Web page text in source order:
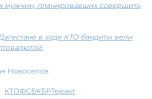
мужчин, планировавших совершить
в ходе КТО бандиты вели
Новоселов
КТО ФСБ КБР теракт